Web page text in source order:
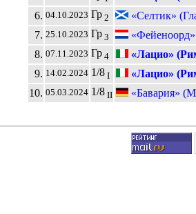
6. 04.10.2023 Гр 2
«Селтик»
7. 25.10.2023 Гр 3
8. 07.11.2023 Гр 4
«Лацио»
9. 14.02.2024 1/8 I
«Лацио»
10. 05.03.2024 1/8 II «Бавария»